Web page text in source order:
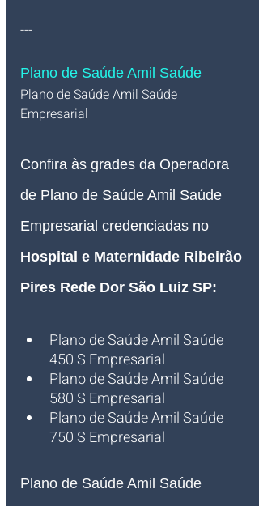
---
Plano de Saúde Amil Saúde
Plano de Saúde Amil Saúde
Empresarial
Confira às grades da Operadora
de Plano de Saúde Amil Saúde
Empresarial credenciadas no
Hospital e Maternidade Ribeirão
Pires Rede Dor São Luiz SP:
Plano de Saúde Amil Saúde
450 S Empresarial
Plano de Saúde Amil Saúde
580 S Empresarial
Plano de Saúde Amil Saúde
750 S Empresarial
Plano de Saúde Amil Saúde